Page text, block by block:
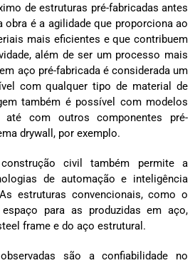
de estruturas pré-fabricadas antes
obra é a agilidade que proporciona ao
mais eficientes e que contribuem
além de ser um processo mais
aço pré-fabricada é considerada um
com qualquer tipo de material de
também é possível com modelos
até com outros componentes pré-
drywall, por exemplo.
civil também permite a
de automação e inteligência
estruturas convencionais, como o
para as produzidas em aço,
frame e do aço estrutural.
são a confiabilidade no